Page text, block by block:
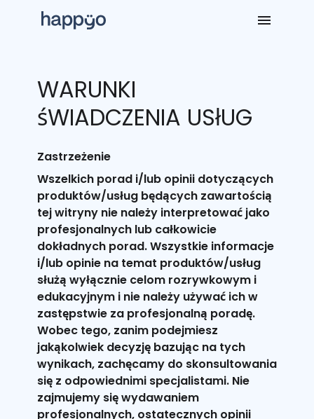
WARUNKI
śWIADCZENIA USłUG
Zastrzeżenie
Wszelkich porad i/lub opinii dotyczących
produktów/usług będących zawartością
tej witryny nie należy interpretować jako
profesjonalnych lub całkowicie
dokładnych porad. Wszystkie informacje
i/lub opinie na temat produktów/usług
służą wyłącznie celom rozrywkowym i
edukacyjnym i nie należy używać ich w
zastępstwie za profesjonalną poradę.
Wobec tego, zanim podejmiesz
jakąkolwiek decyzję bazując na tych
wynikach, zachęcamy do skonsultowania
się z odpowiednimi specjalistami. Nie
zajmujemy się wydawaniem
profesjonalnych, ostatecznych opinii